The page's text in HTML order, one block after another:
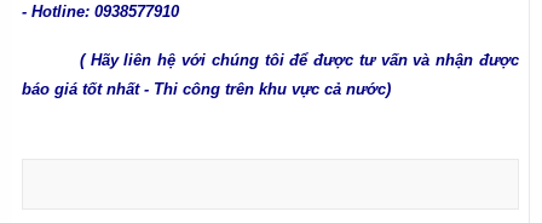
- Hotline: 0938577910
( Hãy liên hệ với chúng tôi để được tư vấn và nhận được
báo giá tốt nhất - Thi công trên khu vực cả nước)